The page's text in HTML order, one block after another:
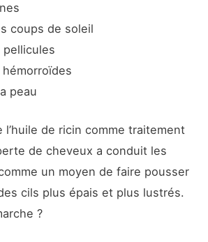
coups de soleil
peau
l’huile de ricin comme traitement
de cheveux a conduit les
un moyen de faire pousser
cils plus épais et plus lustrés.
?